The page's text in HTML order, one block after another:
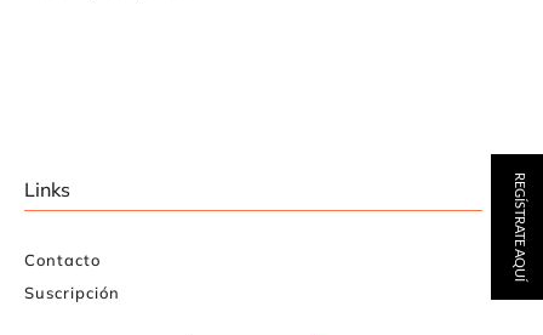
Links
Contacto
Suscripción
REGÍSTRATE AQUÍ